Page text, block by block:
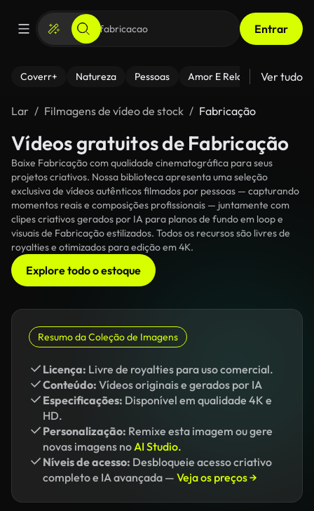
Entrar
Coverr+ Natureza Pessoas Amor E Relacionamentos
Ver tudo
Lar Filmagens de vídeo de stock Fabricação
Vídeos gratuitos de Fabricação
Baixe Fabricação com qualidade cinematográfica para seus
projetos criativos. Nossa biblioteca apresenta uma seleção
exclusiva de vídeos autênticos filmados por pessoas — capturando
momentos reais e composições profissionais — juntamente com
clipes criativos gerados por IA para planos de fundo em loop e
visuais de Fabricação estilizados. Todos os recursos são livres de
royalties e otimizados para edição em 4K.
Explore todo o estoque
Resumo da Coleção de Imagens
Licença: Livre de royalties para uso comercial.
Conteúdo: Vídeos originais e gerados por IA
Especificações: Disponível em qualidade 4K e
HD.
Personalização: Remixe esta imagem ou gere
novas imagens noAI Studio.
Níveis de acesso: Desbloqueie acesso criativo
completo e IA avançada — Veja os preços →